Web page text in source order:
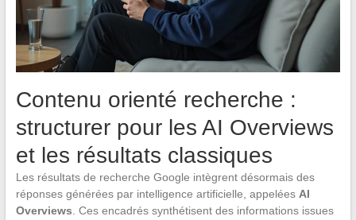
Contenu orienté recherche :
structurer pour les AI Overviews
et les résultats classiques
Les résultats de recherche Google intègrent désormais des
réponses générées par intelligence artificielle, appelées AI
Overviews. Ces encadrés synthétisent des informations issues